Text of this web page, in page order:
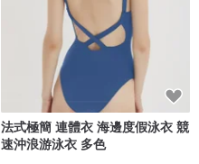
法式極簡 連體衣 海邊度假泳衣 競
速沖浪游泳衣 多色